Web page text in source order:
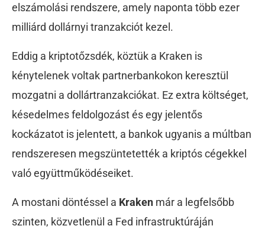
elszámolási rendszere, amely naponta több ezer
milliárd dollárnyi tranzakciót kezel.
Eddig a kriptotőzsdék, köztük a Kraken is
kénytelenek voltak partnerbankokon keresztül
mozgatni a dollártranzakciókat. Ez extra költséget,
késedelmes feldolgozást és egy jelentős
kockázatot is jelentett, a bankok ugyanis a múltban
rendszeresen megszüntetették a kriptós cégekkel
való együttműködéseiket.
A mostani döntéssel a Kraken már a legfelsőbb
szinten, közvetlenül a Fed infrastruktúráján